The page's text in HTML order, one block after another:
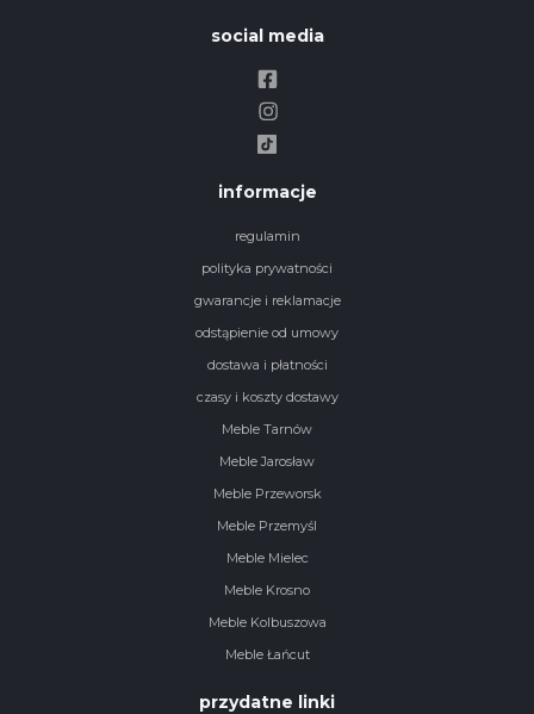
social media
informacje
regulamin
polityka prywatności
gwarancje i reklamacje
odstąpienie od umowy
dostawa i płatności
czasy i koszty dostawy
Meble Tarnów
Meble Jarosław
Meble Przeworsk
Meble Przemyśl
Meble Mielec
Meble Krosno
Meble Kolbuszowa
Meble Łańcut
przydatne linki